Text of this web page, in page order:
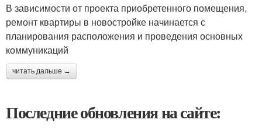
В зависимости от проекта приобретенного помещения,
ремонт квартиры в новостройке начинается с
планирования расположения и проведения основных
коммуникаций
читать дальше →
Последние обновления на сайте: